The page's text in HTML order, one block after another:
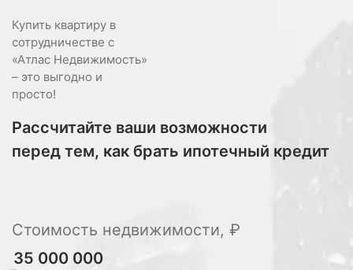
Купить квартиру в
сотрудничестве с
«Атлас Недвижимость»
– это выгодно и
просто!
Рассчитайте ваши возможности
перед тем, как брать ипотечный кредит
Стоимость недвижимости, ₽